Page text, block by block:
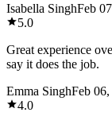
Isabella SinghFeb
5.0
Great experience
say it does the job.
Emma SinghFeb
4.0